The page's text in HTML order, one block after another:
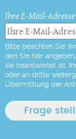
Ihre E-Mail-Adresse
Bitte beachten Sie:
den Sie hier
sie beantwortet ist.
oder an dritte
Übermittlung der